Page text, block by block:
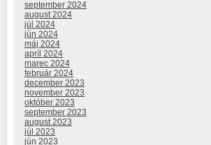
september 2024
august 2024
júl 2024
jún 2024
máj 2024
apríl 2024
marec 2024
február 2024
december 2023
november 2023
október 2023
september 2023
august 2023
júl 2023
jún 2023